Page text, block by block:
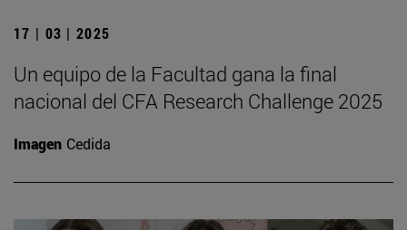
17 | 03 | 2025
Un equipo de la Facultad gana la final
nacional del CFA Research Challenge 2025
Imagen Cedida